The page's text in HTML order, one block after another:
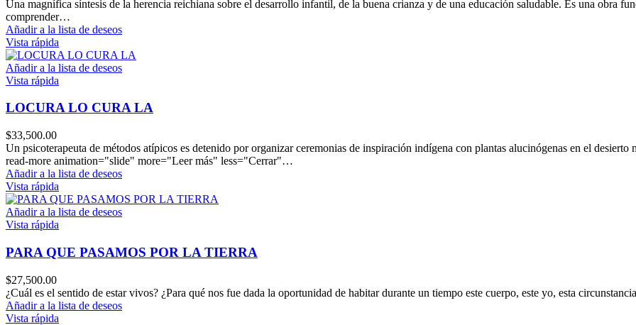
Una magnífica síntesis de la herencia reichiana sobre el desarrollo infantil, de la buena crianza y de una educación saludable. Es una obra
comprender…
Añadir a la lista de deseos
Vista rápida
Añadir a la lista de deseos
Vista rápida
LOCURA LO CURA LA
$33,500.00
Un psicoterapeuta de métodos atípicos es detenido por organizar ceremonias de inspiración indígena con plantas alucinógenas en el desierto
read-more animation="slide" more="Leer más" less="Cerrar"…
Añadir a la lista de deseos
Vista rápida
Añadir a la lista de deseos
Vista rápida
PARA QUE PASAMOS POR LA TIERRA
$27,500.00
¿Cuál es el sentido de estar vivos? ¿Para qué nos fue dada la oportunidad de habitar durante un tiempo este cuerpo, este yo, esta
Añadir a la lista de deseos
Vista rápida